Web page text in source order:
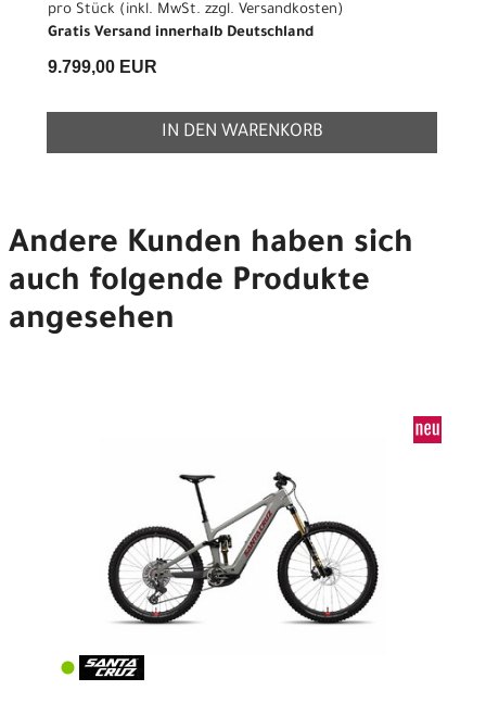
pro Stück (inkl. MwSt. zzgl. Versandkosten)
Gratis Versand innerhalb Deutschland
9.799,00 EUR
IN DEN WARENKORB
Andere Kunden haben sich
auch folgende Produkte
angesehen